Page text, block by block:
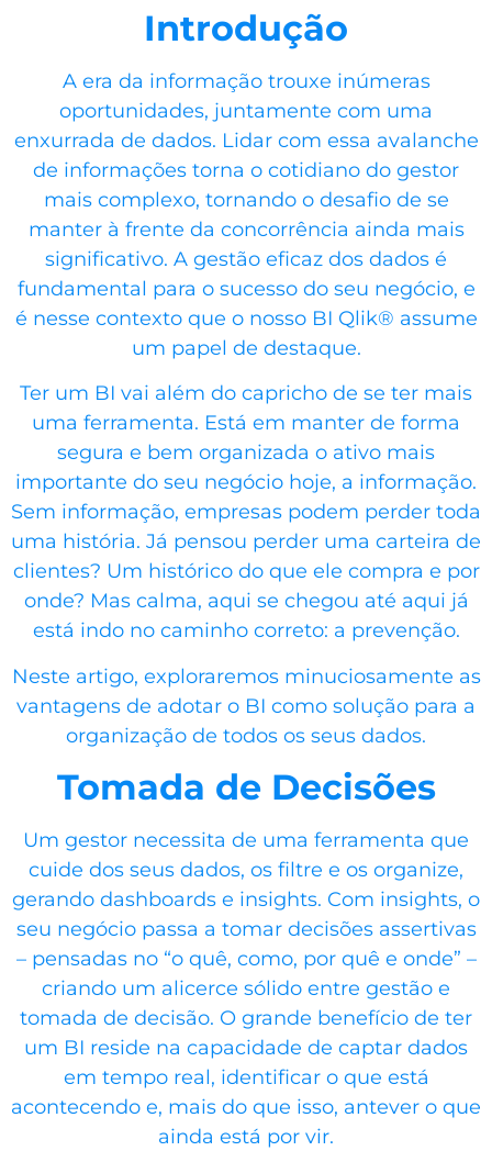
Introdução
A era da informação trouxe inúmeras
oportunidades, juntamente com uma
enxurrada de dados. Lidar com essa avalanche
de informações torna o cotidiano do gestor
mais complexo, tornando o desafio de se
manter à frente da concorrência ainda mais
significativo. A gestão eficaz dos dados é
fundamental para o sucesso do seu negócio, e
é nesse contexto que o nosso BI Qlik® assume
um papel de destaque.
Ter um BI vai além do capricho de se ter mais
uma ferramenta. Está em manter de forma
segura e bem organizada o ativo mais
importante do seu negócio hoje, a informação.
Sem informação, empresas podem perder toda
uma história. Já pensou perder uma carteira de
clientes? Um histórico do que ele compra e por
onde? Mas calma, aqui se chegou até aqui já
está indo no caminho correto: a prevenção.
Neste artigo, exploraremos minuciosamente as
vantagens de adotar o BI como solução para a
organização de todos os seus dados.
Tomada de Decisões
Um gestor necessita de uma ferramenta que
cuide dos seus dados, os filtre e os organize,
gerando dashboards e insights. Com insights, o
seu negócio passa a tomar decisões assertivas
– pensadas no “o quê, como, por quê e onde” –
criando um alicerce sólido entre gestão e
tomada de decisão. O grande benefício de ter
um BI reside na capacidade de captar dados
em tempo real, identificar o que está
acontecendo e, mais do que isso, antever o que
ainda está por vir.